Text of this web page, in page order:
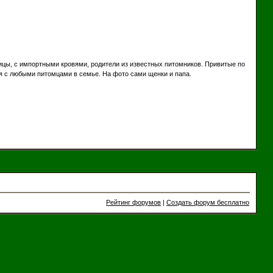
с импортными кровями, родители из известных питомников. Привитые по
с любыми питомцами в семье. На фото сами щенки и папа.
Рейтинг форумов |Создать форум бесплатно